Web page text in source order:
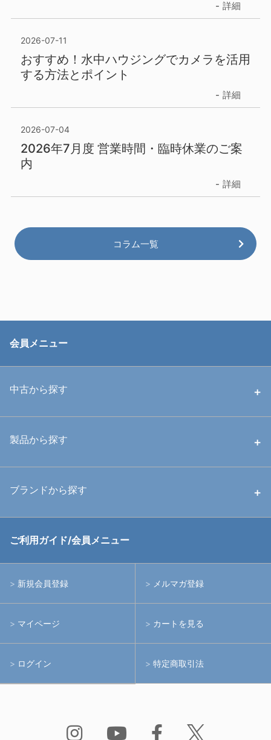
詳細
2026-07-11
おすすめ！水中ハウジングでカメラを活用
する方法とポイント
詳細
2026-07-04
2026年7月度 営業時間・臨時休業のご案
内
詳細
コラム一覧
会員メニュー
中古から探す
中古ハウジング
中古アームシステム
製品から探す
ハウジング
水中用品
ブランドから探す
RGBlue
イノン
フィッシュアイ
ご利用ガイド/会員メニュー
新規会員登録 メルマガ登録
マイページ カートを見る
ログイン 特定商取引法